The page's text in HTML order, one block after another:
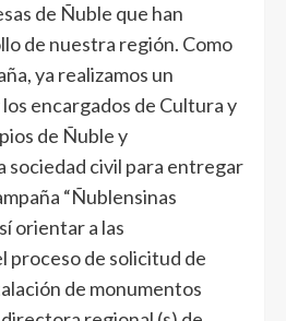
de Ñuble que han
de nuestra región. Como
ya realizamos un
encargados de Cultura y
de Ñuble y
sociedad civil para entregar
“Ñublensinas
orientar a las
proceso de solicitud de
de monumentos